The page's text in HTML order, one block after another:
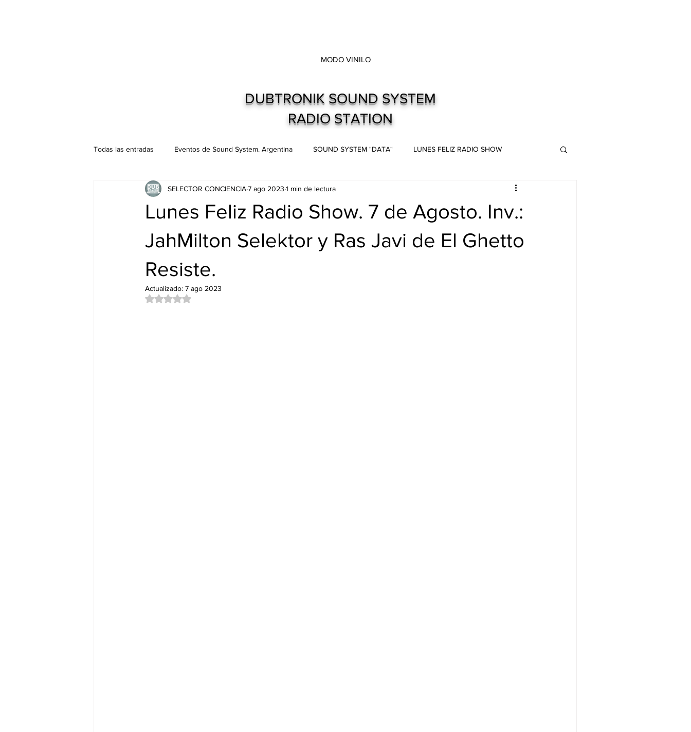
MODO VINILO
DUBTRONIK SOUND SYSTEM
RADIO STATION
Todas las entradas Eventos de Sound System. Argentina SOUND SYSTEM "DATA" LUNES FELIZ RADIO SHOW
Podcast. SOUNDMAN Mixtapes Live and direct. Shows. Recitales. "DUB MEETING LYRICS"
Lunes Feliz Radio Show. 7 de Agosto. Inv.:
JahMilton Selektor y Ras Javi de El Ghetto
Resiste.
SELECTOR CONCIENCIA7 ago 2023 1 min de lectura
Actualizado: 7 ago 2023
Obtuvo NaN de 5 estrellas.